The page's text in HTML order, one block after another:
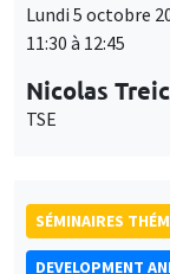
Lundi 5 octobre
11:30 à 12:45
Nicolas
TSE
SÉMINAIRES
DEVELOPMENT